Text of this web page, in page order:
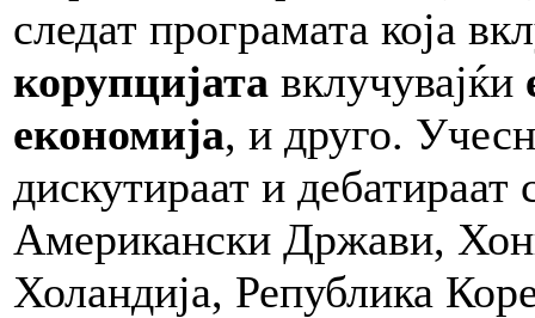
следат програмата која
корупцијата вклучувајќи
економија, и друго.
дискутираат и
Американски Држави,
Холандија, Република